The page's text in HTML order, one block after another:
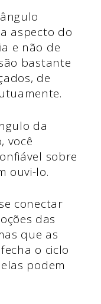
aspecto do
e não de
bastante
de
da
você
sobre
ouvi-lo.
conectar
das
que as
o ciclo
podem